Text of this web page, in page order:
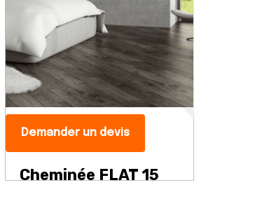
Demander un devis
Cheminée FLAT 15